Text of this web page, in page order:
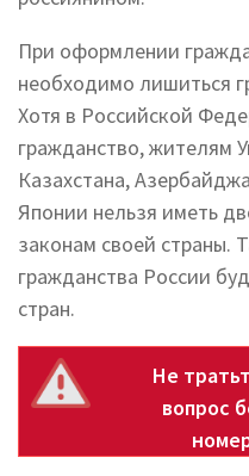
При оформлении
необходимо лишиться
Хотя в Российской
гражданство, жителям
Казахстана,
Японии нельзя иметь
законам своей страны.
гражданства России
стран.
Не
вопрос